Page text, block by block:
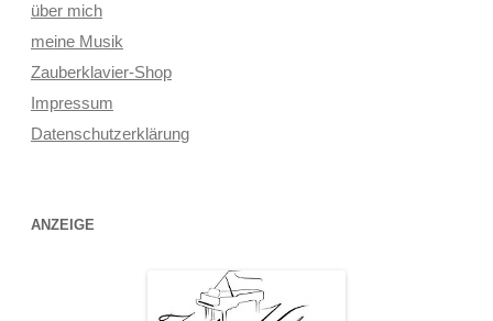
über mich
meine Musik
Zauberklavier-Shop
Impressum
Datenschutzerklärung
ANZEIGE